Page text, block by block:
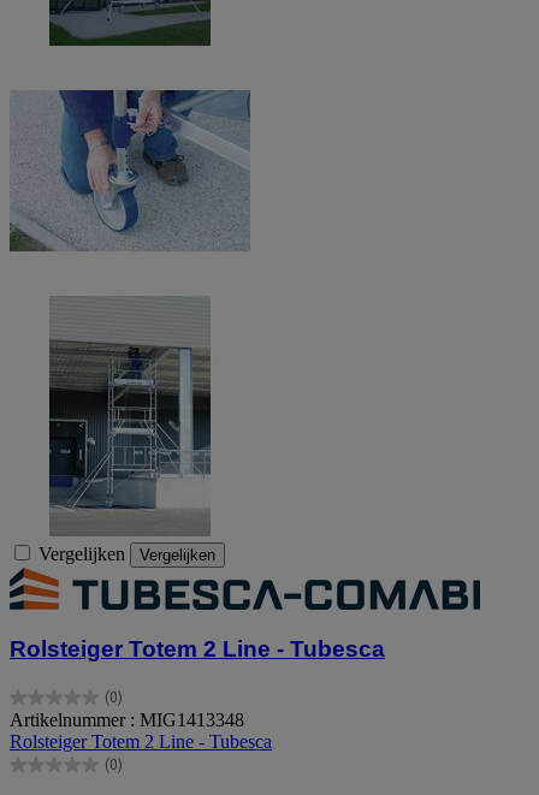
Vergelijken Vergelijken
Rolsteiger Totem 2 Line - Tubesca
(0)
0.0
van
de
5
Artikelnummer : MIG1413348
Rolsteiger Totem 2 Line - Tubesca
(0)
0.0